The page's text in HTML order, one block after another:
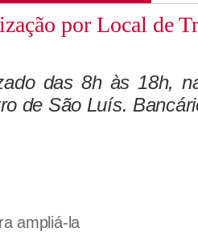
por Local de
das 8h às 18h,
de São Luís.
ampliá-la